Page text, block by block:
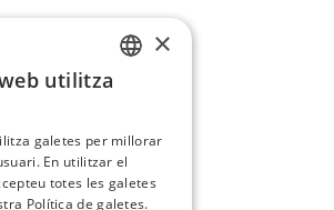
×
utilitza
galetes per millorar
En utilitzar el
totes les galetes
Política de galetes.